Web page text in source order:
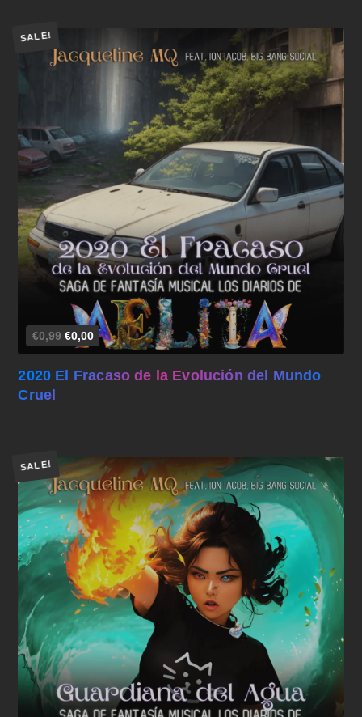
SALE!
€0,99 €0,00
Añadir al carrito
2020 El Fracaso de la Evolución del Mundo
Cruel
SALE!
Añadir al carrito